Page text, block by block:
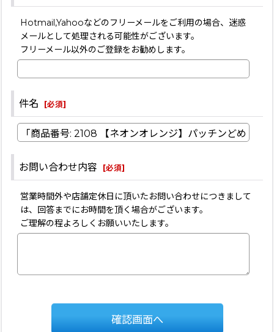
Hotmail,Yahooなどのフリーメールをご利用の場合、迷惑
メールとして処理される可能性がございます。
フリーメール以外のご登録をお勧めします。
件名 [必須]
お問い合わせ内容 [必須]
営業時間外や店舗定休日に頂いたお問い合わせにつきまして
は、回答までにお時間を頂く場合がございます。
ご理解の程よろしくお願いいたします。
確認画面へ